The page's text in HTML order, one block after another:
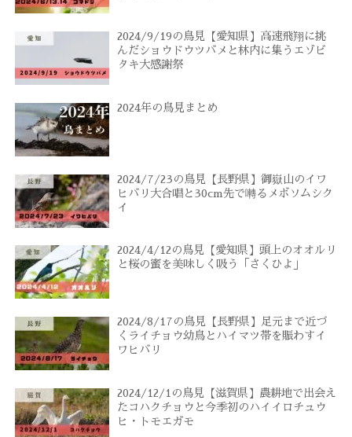
2024/9/19の鳥見【愛知県】高速飛翔に挑
んだショウドウツバメと林内に集うエゾビ
タキ大感謝祭
2024年の鳥見まとめ
2024/7/23の鳥見【長野県】御嶽山のイワ
ヒバリ大合唱と30cm先で囀るメボソムシク
イ
2024/4/12の鳥見【愛知県】頭上のオオルリ
と桜の蜜を美味しく吸う「さくひよ」
2024/8/17の鳥見【長野県】足元まで近づ
くライチョウ幼鳥とハイマツ帯を賑わすイ
ワヒバリ
2024/12/1の鳥見【滋賀県】農耕地で出会え
たコハクチョウと今季初のハイイロチュウ
ヒ・トモエガモ